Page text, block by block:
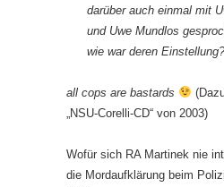
darüber auch einmal mit
und Uwe Mundlos
wie war deren
all cops are bastards
„NSU-Corelli-CD“ von 2003)
Wofür sich RA Martinek nie
die Mordaufklärung beim